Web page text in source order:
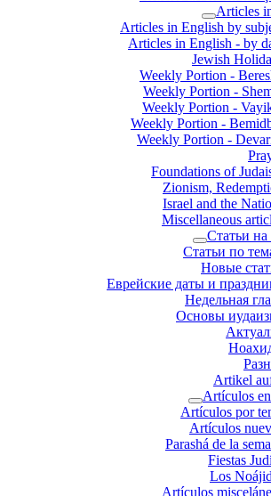
Articles
Articles in English by
Articles in English - by
Jewish
Weekly Portion -
Weekly Portion -
Weekly Portion -
Weekly Portion -
Weekly Portion -
Foundations of
Zionism,
Israel and the
Miscellaneous
Статьи на
Статьи по
Новые
Еврейские даты и
Недельная
Основы
Artikel
Artículos
Artículos por
Artículos
Parashá de la
Fiestas
Los
Artículos